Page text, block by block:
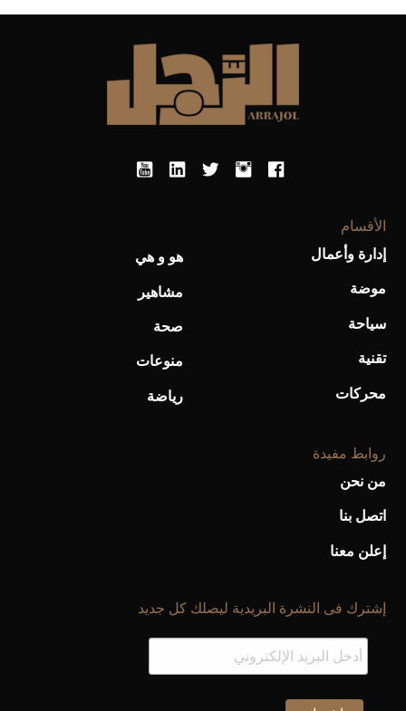
الأقسام
إدارة وأعمال
موضة
سياحة
تقنية
محركات
هو و هي
مشاهير
صحة
منوعات
رياضة
روابط مفيدة
من نحن
اتصل بنا
إعلن معنا
إشترك فى النشرة البريدية ليصلك كل جديد